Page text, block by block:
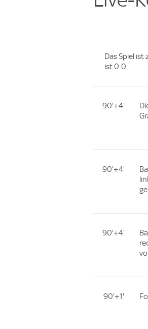
Das Spiel ist
ist 0:0.
90'+4'
90'+4'
90'+4'
90'+1'